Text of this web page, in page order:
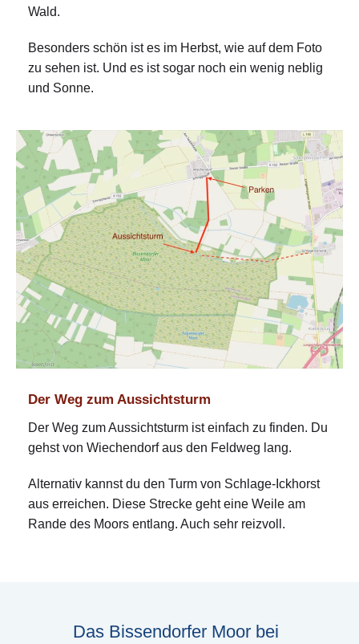
Wald.
Besonders schön ist es im Herbst, wie auf dem Foto
zu sehen ist. Und es ist sogar noch ein wenig neblig
und Sonne.
Der Weg zum Aussichtsturm
Der Weg zum Aussichtsturm ist einfach zu finden. Du
gehst von Wiechendorf aus den Feldweg lang.
Alternativ kannst du den Turm von Schlage-Ickhorst
aus erreichen. Diese Strecke geht eine Weile am
Rande des Moors entlang. Auch sehr reizvoll.
Das Bissendorfer Moor bei